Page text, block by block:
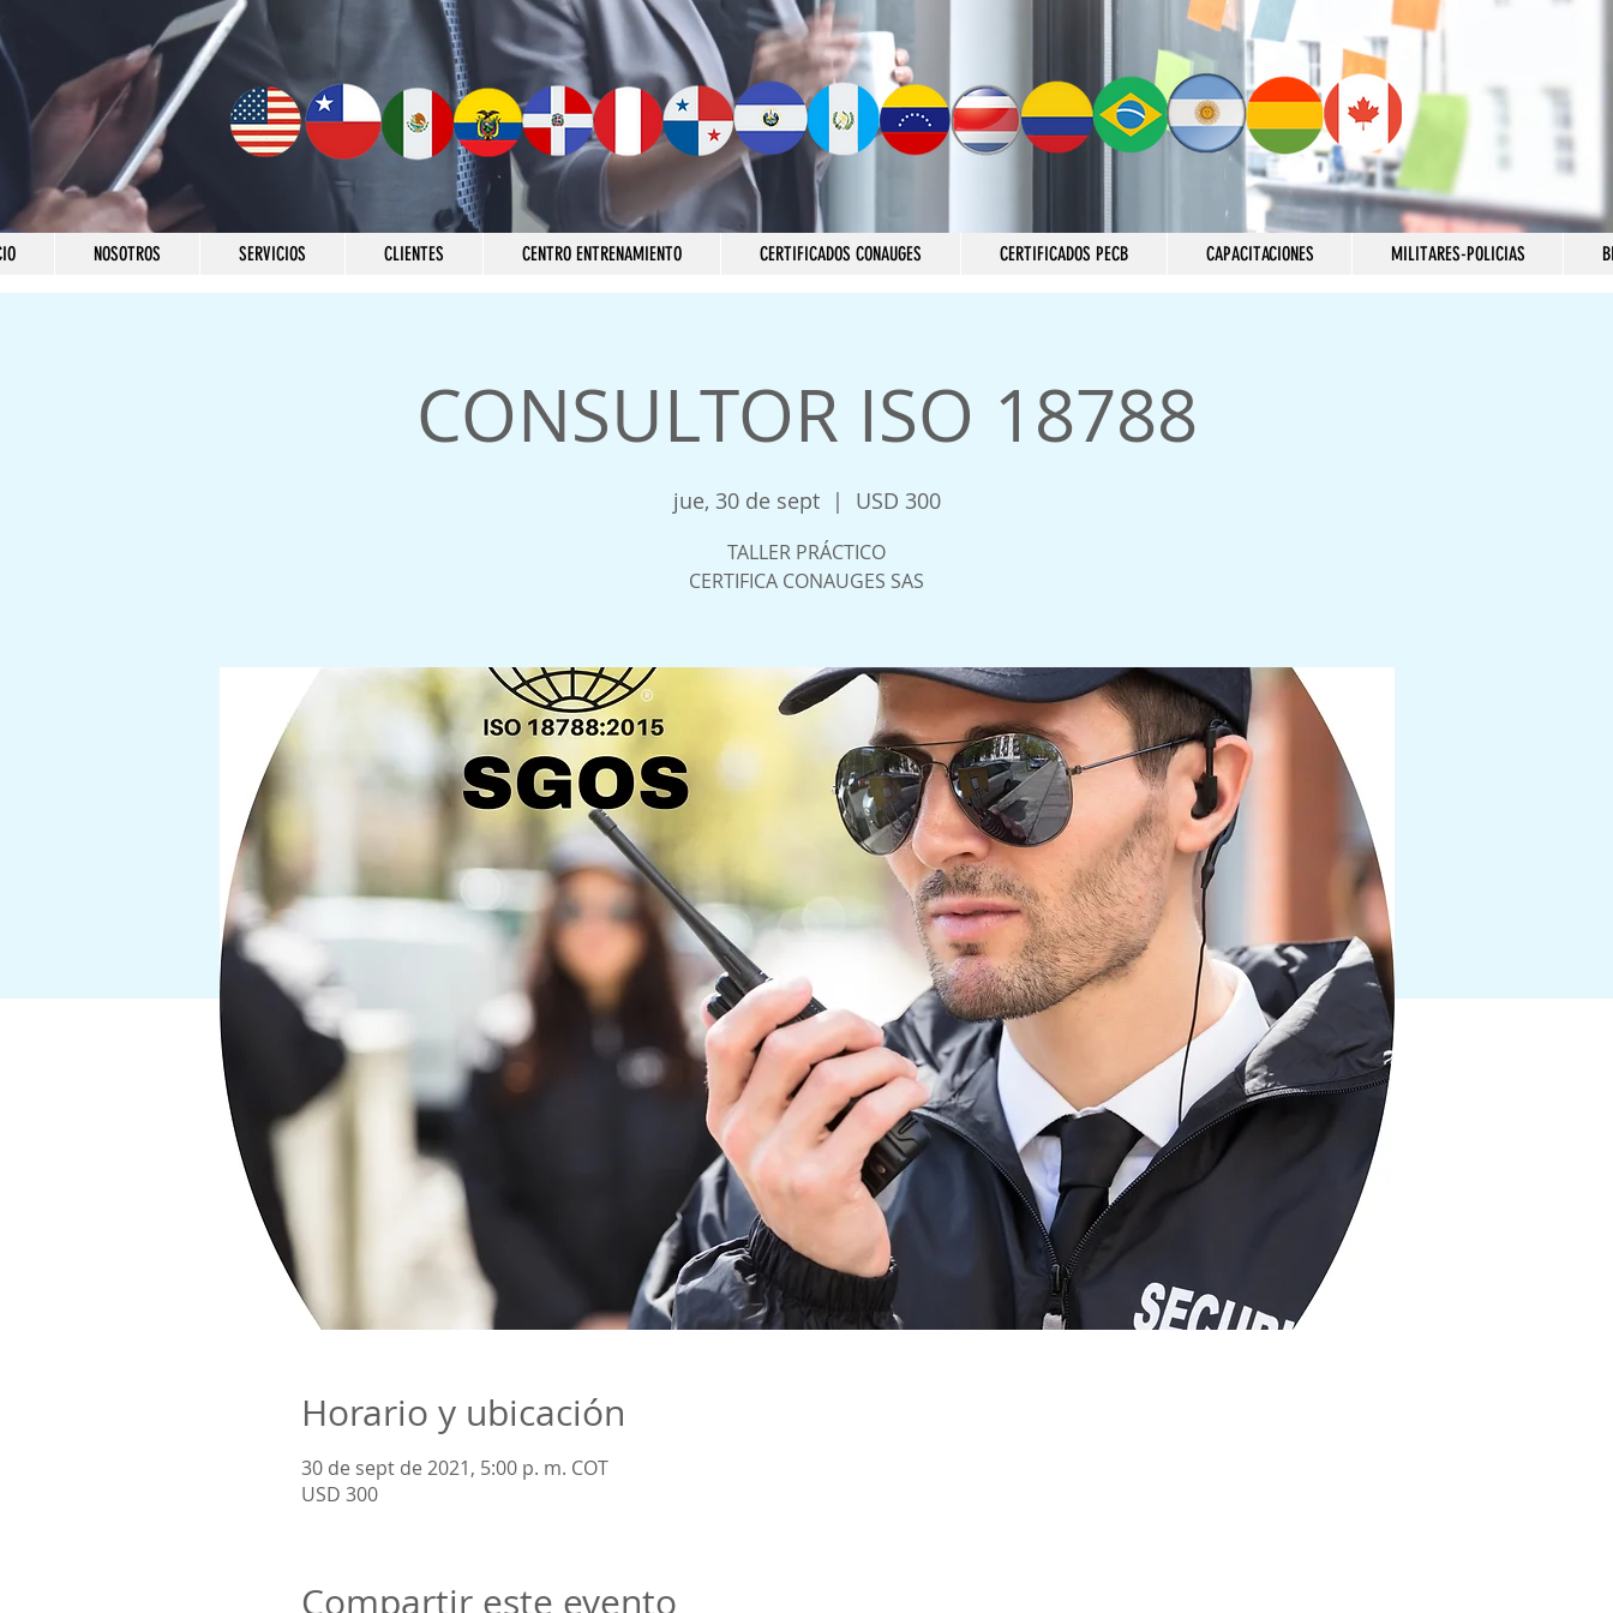
NOSOTROS SERVICIOS CLIENTES CENTRO ENTRENAMIENTO CERTIFICADOS CONAUGES CERTIFICADOS PECB CAPACITACIONES MILITARES-POLICIAS
CONSULTOR ISO 18788
jue, 30 de sept
  |
USD 300
TALLER PRÁCTICO
CERTIFICA CONAUGES SAS
Horario y ubicación
30 de sept de 2021, 5:00 p. m. COT
USD 300
Compartir este evento